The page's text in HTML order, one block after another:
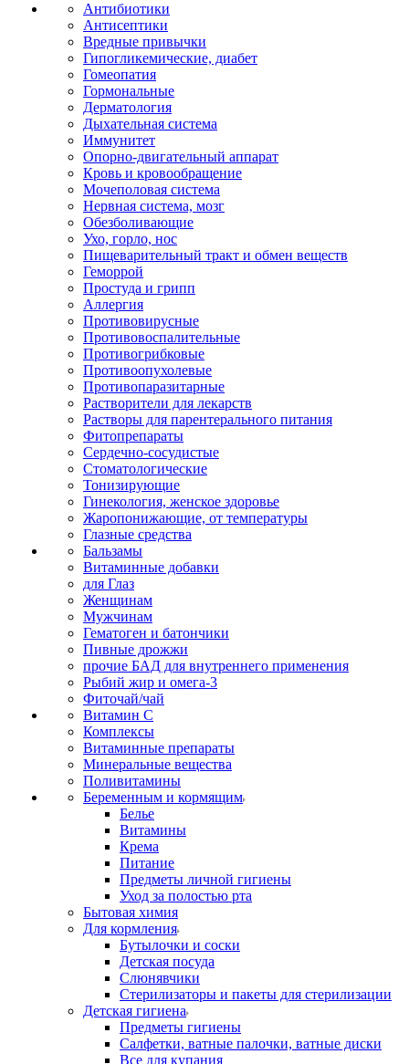
Антибиотики
Антисептики
Вредные привычки
Гипогликемические, диабет
Гомеопатия
Гормональные
Дерматология
Дыхательная система
Иммунитет
Опорно-двигательный аппарат
Кровь и кровообращение
Мочеполовая система
Нервная система, мозг
Обезболивающие
Ухо, горло, нос
Пищеварительный тракт и обмен веществ
Геморрой
Простуда и грипп
Аллергия
Противовирусные
Противовоспалительные
Противогрибковые
Противоопухолевые
Противопаразитарные
Растворители для лекарств
Растворы для парентерального питания
Фитопрепараты
Сердечно-сосудистые
Стоматологические
Тонизирующие
Гинекология, женское здоровье
Жаропонижающие, от температуры
Глазные средства
Бальзамы
Витаминные добавки
для Глаз
Женщинам
Мужчинам
Гематоген и батончики
Пивные дрожжи
прочие БАД для внутреннего применения
Рыбий жир и омега-3
Фиточай/чай
Витамин С
Комплексы
Витаминные препараты
Минеральные вещества
Поливитамины
Беременным и кормящим
Белье
Витамины
Крема
Питание
Предметы личной гигиены
Уход за полостью рта
Бытовая химия
Для кормления
Бутылочки и соски
Детская посуда
Слюнявчики
Стерилизаторы и пакеты для стерилизации
Детская гигиена
Предметы гигиены
Салфетки, ватные палочки, ватные диски
Все для купания